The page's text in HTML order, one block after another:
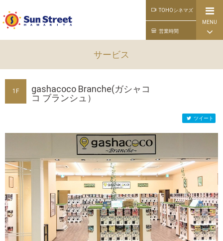
TOHOシネマズ
営業時間
MENU
公式ライン
サービス
1F
gashacoco Branche(ガシャコ
コ ブランシュ）
ツイート